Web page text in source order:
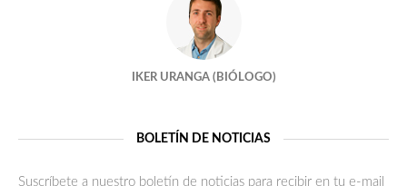
¿LOS EMBRIONES SON MELÓMANOS?
IKER URANGA (BIÓLOGO)
BOLETÍN DE NOTICIAS
Suscríbete a nuestro boletín de noticias para recibir en tu e-mail